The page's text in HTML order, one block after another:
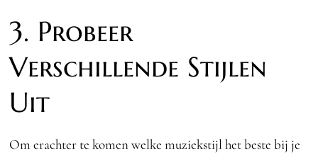
3. Probeer
Verschillende Stijlen
Uit
Om erachter te komen welke muziekstijl het beste bij je